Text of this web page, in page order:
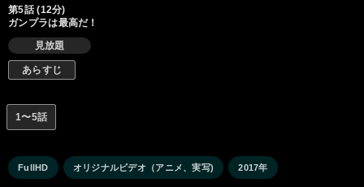
第5話 (12分)
ガンプラは最高だ！
見放題
あらすじ
1〜5話
FullHD オリジナルビデオ（アニメ、実写) 2017年